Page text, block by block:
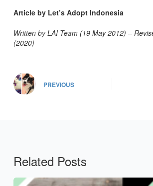
Article by Let’s Adopt Indonesia
Written by LAI Team (19 May 2012) –
(2020)
PREVIOUS
Related Posts